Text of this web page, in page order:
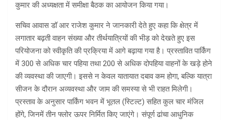
कुमार की अध्यक्षता में समीक्षा बैठक का आयोजन किया गया।
सचिव आवास डॉ आर राजेश कुमार ने जानकारी देते हुए कहा कि क्षेत्र में
लगातार बढ़ती वाहन संख्या और तीर्थयात्रियों की भीड़ को देखते हुए इस
परियोजना को स्वीकृति की प्रक्रिया में आगे बढ़ाया गया है। प्रस्तावित पार्किंग
में 300 से अधिक चार पहिया तथा 200 से अधिक दोपहिया वाहनों के खड़े होने
की व्यवस्था की जाएगी। इससे न केवल यातायात दबाव कम होगा, बल्कि यात्रा
सीजन के दौरान अव्यवस्था और जाम की समस्या से भी राहत मिलेगी।
प्रस्ताव के अनुसार पार्किंग भवन में भूतल (स्टिल्ट) सहित कुल चार मंजिल
होंगे, जिनमें तीन फ्लोर ऊपर निर्मित किए जाएंगे। संपूर्ण ढांचा आधुनिक